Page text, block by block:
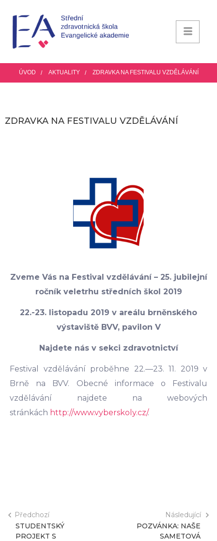
ÚVOD AKTUALITY ZDRAVKA NA FESTIVALU VZDĚLÁVÁNÍ
ZDRAVKA NA FESTIVALU VZDĚLÁVÁNÍ
Zveme Vás na Festival vzdělávání – 25. jubilejní
ročník veletrhu středních škol 2019
22.-23. listopadu 2019 v areálu brněnského
výstaviště BVV, pavilon V
Najdete nás v sekci zdravotnictví
Festival vzdělávání proběhne 22.—23. 11. 2019 v
Brně na BVV. Obecné informace o Festivalu
vzdělávání najdete na webových
stránkách http://www.vyberskoly.cz/.
Předchozí
STUDENTSKÝ
PROJEKT S
Následující
POZVÁNKA: NAŠE
SAMETOVÁ